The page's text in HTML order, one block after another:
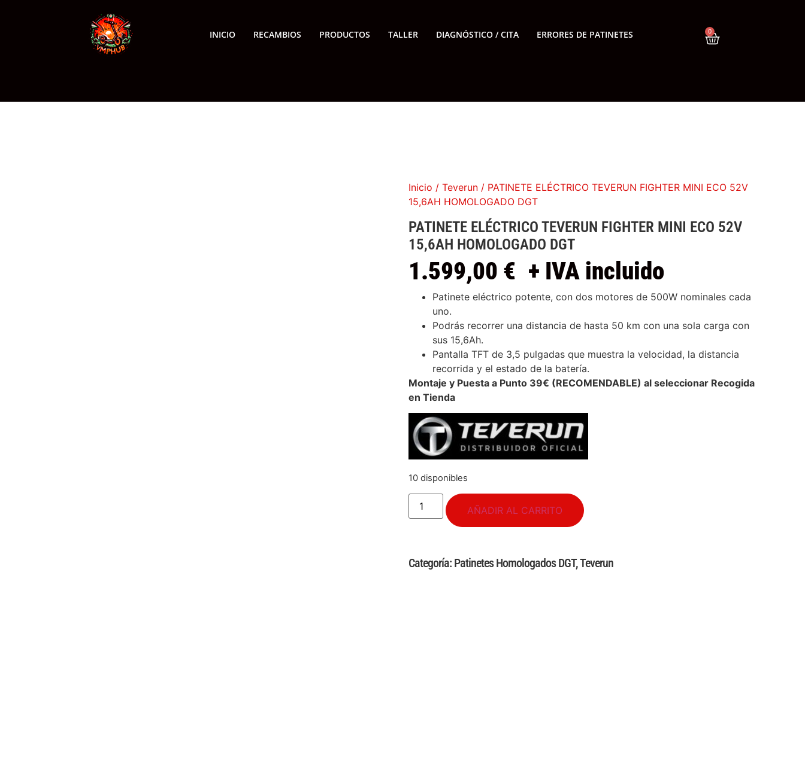
INICIO RECAMBIOS PRODUCTOS TALLER DIAGNÓSTICO / CITA ERRORES DE PATINETES 0
Inicio / Teverun / PATINETE ELÉCTRICO TEVERUN FIGHTER MINI ECO 52V
15,6AH HOMOLOGADO DGT
PATINETE ELÉCTRICO TEVERUN FIGHTER MINI ECO 52V
15,6AH HOMOLOGADO DGT
1.599,00 € + IVA incluido
Patinete eléctrico potente, con dos motores de 500W nominales cada
uno.
Podrás recorrer una distancia de hasta 50 km con una sola carga con
sus 15,6Ah.
Pantalla TFT de 3,5 pulgadas que muestra la velocidad, la distancia
recorrida y el estado de la batería.
Montaje y Puesta a Punto 39€ (RECOMENDABLE) al seleccionar Recogida
en Tienda
10 disponibles
AÑADIR AL CARRITO
Categoría: Patinetes Homologados DGT,Teverun